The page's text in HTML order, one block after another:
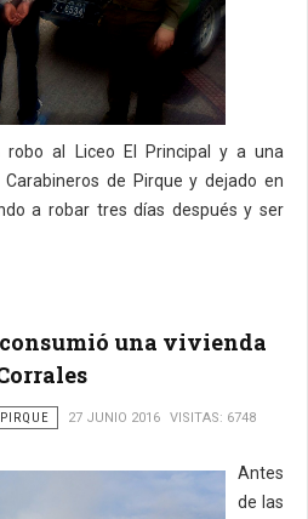
robo al Liceo El Principal y a una
de Pirque y dejado en
a robar tres días después y ser
una vivienda
27 JUNIO 2016 VISITAS: 6748
Antes
de las